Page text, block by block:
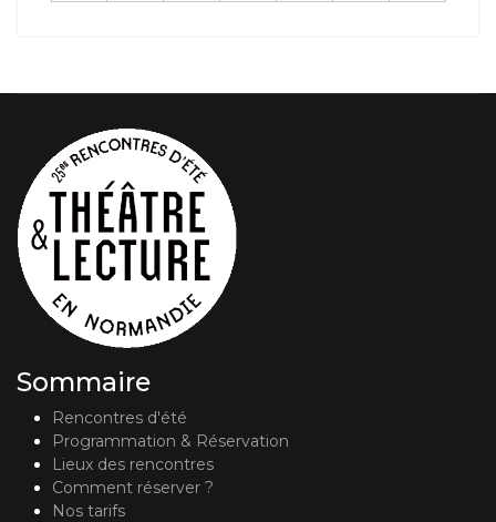
Sommaire
Rencontres d'été
Programmation & Réservation
Lieux des rencontres
Comment réserver ?
Nos tarifs